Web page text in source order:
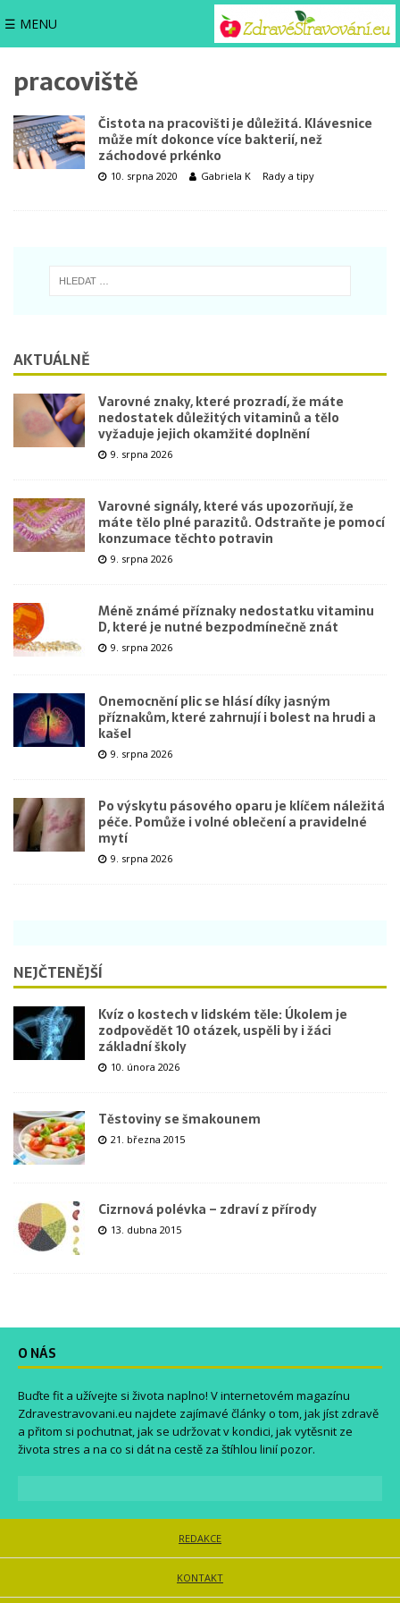
☰ MENU
pracoviště
Čistota na pracovišti je důležitá. Klávesnice
může mít dokonce více bakterií, než
záchodové prkénko
10. srpna 2020 Gabriela K Rady a tipy
AKTUÁLNĚ
Varovné znaky, které prozradí, že máte
nedostatek důležitých vitaminů a tělo
vyžaduje jejich okamžité doplnění
9. srpna 2026
Varovné signály, které vás upozorňují, že
máte tělo plné parazitů. Odstraňte je pomocí
konzumace těchto potravin
9. srpna 2026
Méně známé příznaky nedostatku vitaminu
D, které je nutné bezpodmínečně znát
9. srpna 2026
Onemocnění plic se hlásí díky jasným
příznakům, které zahrnují i bolest na hrudi a
kašel
9. srpna 2026
Po výskytu pásového oparu je klíčem náležitá
péče. Pomůže i volné oblečení a pravidelné
mytí
9. srpna 2026
NEJČTENĚJŠÍ
Kvíz o kostech v lidském těle: Úkolem je
zodpovědět 10 otázek, uspěli by i žáci
základní školy
10. února 2026
Těstoviny se šmakounem
21. března 2015
Cizrnová polévka – zdraví z přírody
13. dubna 2015
O NÁS
Buďte fit a užívejte si života naplno! V internetovém magazínu
Zdravestravovani.eu najdete zajímavé články o tom, jak jíst zdravě
a přitom si pochutnat, jak se udržovat v kondici, jak vytěsnit ze
života stres a na co si dát na cestě za štíhlou linií pozor.
REDAKCE
KONTAKT